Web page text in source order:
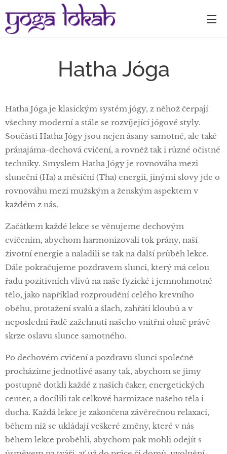
Hatha Jóga
Hatha Jóga je klasickým systém jógy, z něhož čerpají
všechny moderní a stále se rozvíjející jógové styly.
Součástí Hatha Jógy jsou nejen ásany samotné, ale také
pránajáma-dechová cvičení, a rovněž tak i různé očistné
techniky. Smyslem Hatha Jógy je rovnováha mezi
sluneční (Ha) a měsíční (Tha) energií, jinými slovy jde o
rovnováhu mezi mužským a ženským aspektem v
každém z nás.
Začátkem každé lekce se věnujeme dechovým
cvičením, abychom harmonizovali tok prány, naší
životní energie a naladili se tak na další průběh lekce.
Dále pokračujeme pozdravem slunci, který má celou
řadu pozitivních vlivů na naše fyzické i jemnohmotné
tělo, jako například rozproudění celého krevního
oběhu, protažení svalů a šlach, zahřátí kloubů a v
neposlední řadě zažehnutí našeho vnitřní ohně právě
skrze oslavu slunce samotného.
Po dechovém cvičení a pozdravu slunci společně
procházíme jednotlivé asany tak, abychom se jimy
postupně dotkli každé z našich čaker, energetických
center, a docílili tak celkové harmizace našeho těla i
ducha. Každá lekce je zakončena závěrečnou relaxací,
během níž se ukládají veškeré změny, které v nás
během lekce proběhli, abychom pak mohli odejít s